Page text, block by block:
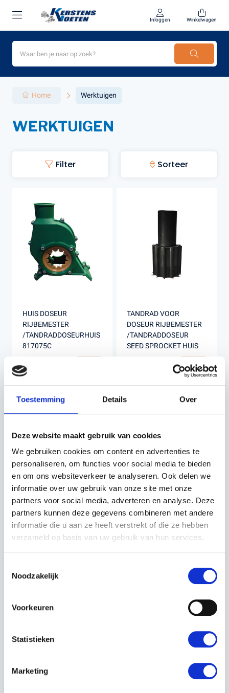
Toestemming Details Over
Deze website maakt gebruik van cookies
We gebruiken cookies om content en advertenties te
personaliseren, om functies voor social media te bieden
en om ons websiteverkeer te analyseren. Ook delen we
informatie over uw gebruik van onze site met onze
partners voor social media, adverteren en analyse. Deze
partners kunnen deze gegevens combineren met andere
informatie die u aan ze heeft verstrekt of die ze hebben
verzameld op basis van uw gebruik van hun services.
Noodzakelijk
Voorkeuren
Statistieken
Marketing
Inloggen Winkelwagen
Home Werktuigen
WERKTUIGEN
Filter Sorteer
HUIS DOSEUR
RIJBEMESTER
/TANDRADDOSEURHUIS
817075C
€73,80
TANDRAD VOOR
DOSEUR RIJBEMESTER
/TANDRADDOSEUR
SEED SPROCKET HUIS
KUBOTA RM2000 /
RM2000V PLOEG
€24.200,00
SOK VOOR DOSEUR
RIJBEMESTER